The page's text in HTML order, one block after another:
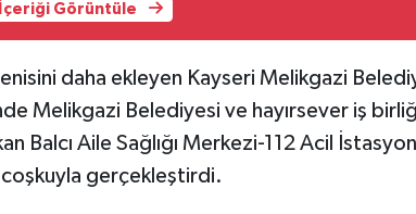
İçeriği Görüntüle
daha ekleyen Kayseri Melikgazi
Melikgazi Belediyesi ve hayırsever iş
Balcı Aile Sağlığı Merkezi-112 Acil
gerçekleştirdi.